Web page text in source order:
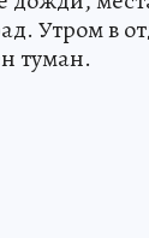
Утром в
туман.